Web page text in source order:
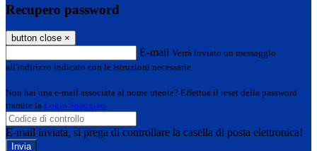
Recupero password
button close ×
E-mail Verrà inviato un messaggio
all'indirizzo indicato con le istruzioni necessarie.
Non hai una e-mail associata al nome utente? Effettua il reset della password
tramite la Login Spaggiari
E-mail inviata, si prega di controllare la casella di posta elettronica!